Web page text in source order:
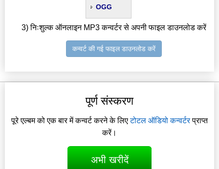
OGG
3) निःशुल्क ऑनलाइन MP3 कन्वर्टर से अपनी फाइल डाउनलोड करें
कन्वर्ट की गई फाइल डाउनलोड करें
पूर्ण संस्करण
पूरे एल्बम को एक बार में कन्वर्ट करने के लिएटोटल ऑडियो कन्वर्टरप्राप्त
करें।
अभी खरीदें